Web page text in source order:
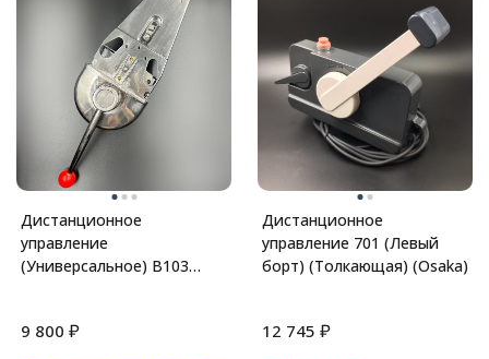
Дистанционное
управление
(Универсальное) B103
9 800 ₽
Дистанционное
управление 701 (Левый
борт) (Толкающая) (Osaka)
12 745 ₽